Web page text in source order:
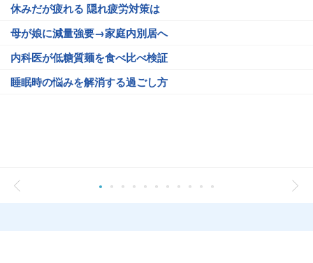
休みだが疲れる 隠れ疲労対策は
母が娘に減量強要→家庭内別居へ
内科医が低糖質麺を食べ比べ検証
睡眠時の悩みを解消する過ごし方